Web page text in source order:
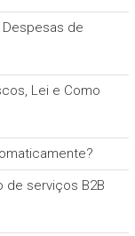
Despesas de
Lei e Como
serviços B2B